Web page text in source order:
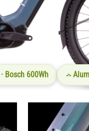
Bosch 600Wh